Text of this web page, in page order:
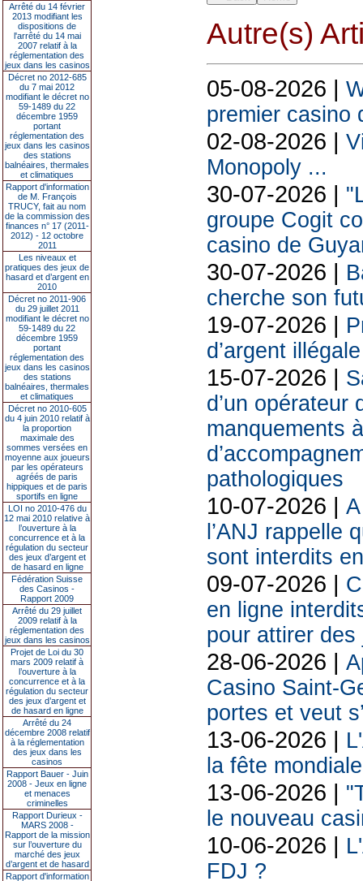
Arrêté du 14 février
2013 modifiant les
dispositions de
l'arrêté du 14 mai
2007 relatif à la
réglementation des
jeux dans les casinos
Décret no 2012-685
du 7 mai 2012
modifiant le décret no
59-1489 du 22
décembre 1959
portant
réglementation des
jeux dans les casinos
des stations
balnéaires, thermales
et climatiques
Rapport d'information
de M. François
TRUCY, fait au nom
de la commission des
finances n° 17 (2011-
2012) - 12 octobre
2011
Les niveaux et
pratiques des jeux de
hasard et d’argent en
2010
Décret no 2011-906
du 29 juillet 2011
modifiant le décret no
59-1489 du 22
décembre 1959
portant
réglementation des
jeux dans les casinos
des stations
balnéaires, thermales
et climatiques
Décret no 2010-605
du 4 juin 2010 relatif à
la proportion
maximale des
sommes versées en
moyenne aux joueurs
par les opérateurs
agréés de paris
hippiques et de paris
sportifs en ligne
LOI no 2010-476 du
12 mai 2010 relative à
l’ouverture à la
concurrence et à la
régulation du secteur
des jeux d’argent et
de hasard en ligne
Fédération Suisse
des Casinos -
Rapport 2009
Arrêté du 29 juillet
2009 relatif à la
réglementation des
jeux dans les casinos
Projet de Loi du 30
mars 2009 relatif à
l’ouverture à la
concurrence et à la
régulation du secteur
des jeux d’argent et
de hasard en ligne
Arrêté du 24
décembre 2008 relatif
à la réglementation
des jeux dans les
casinos
Rapport Bauer - Juin
2008 - Jeux en ligne
et menaces
criminelles
Rapport Durieux -
MARS 2008 -
Rapport de la mission
sur l’ouverture du
marché des jeux
d’argent et de hasard
Rapport d'information
Autre(s)
05-08-2026 |
premier casino
02-08-2026 |
Monopoly ...
30-07-2026 |
groupe Cogit
casino de
30-07-2026 |
cherche son
19-07-2026 |
d’argent
15-07-2026 |
d’un opérateur
manquements
pathologiques
10-07-2026 |
l’ANJ rappelle
sont interdits
09-07-2026 |
en ligne
pour attirer des
28-06-2026 |
Casino Saint-
portes et veut
13-06-2026 |
la fête
13-06-2026 |
le nouveau
10-06-2026 |
FDJ ?